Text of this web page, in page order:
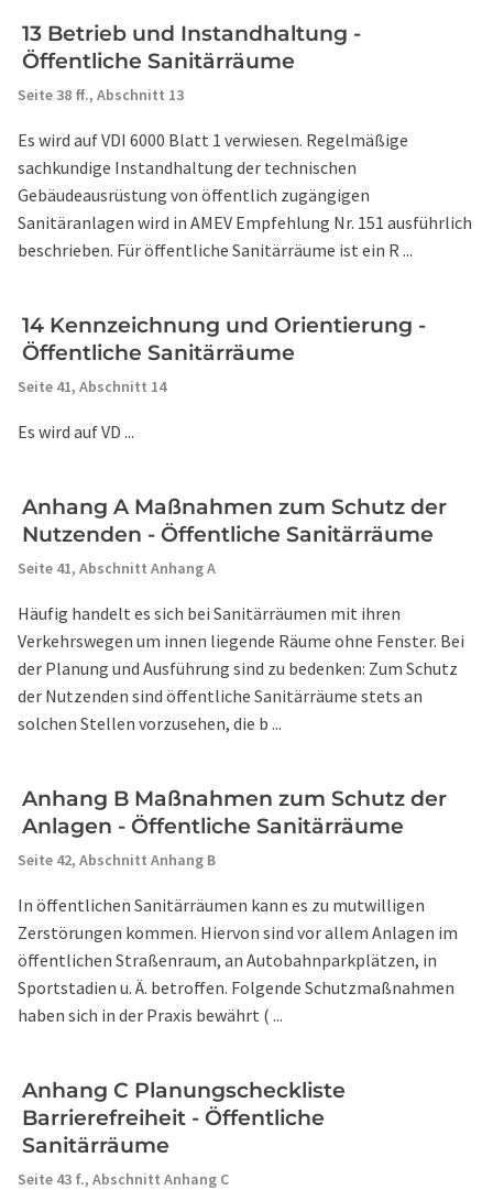
13 Betrieb und Instandhaltung -
Öffentliche Sanitärräume
Seite 38 ff., Abschnitt 13
Es wird auf VDI 6000 Blatt 1 verwiesen. Regelmäßige
sachkundige Instandhaltung der technischen
Gebäudeausrüstung von öffentlich zugängigen
Sanitäranlagen wird in AMEV Empfehlung Nr. 151 ausführlich
beschrieben. Für öffentliche Sanitärräume ist ein R ...
14 Kennzeichnung und Orientierung -
Öffentliche Sanitärräume
Seite 41, Abschnitt 14
Es wird auf VD ...
Anhang A Maßnahmen zum Schutz der
Nutzenden - Öffentliche Sanitärräume
Seite 41, Abschnitt Anhang A
Häufig handelt es sich bei Sanitärräumen mit ihren
Verkehrswegen um innen liegende Räume ohne Fenster. Bei
der Planung und Ausführung sind zu bedenken: Zum Schutz
der Nutzenden sind öffentliche Sanitärräume stets an
solchen Stellen vorzusehen, die b ...
Anhang B Maßnahmen zum Schutz der
Anlagen - Öffentliche Sanitärräume
Seite 42, Abschnitt Anhang B
In öffentlichen Sanitärräumen kann es zu mutwilligen
Zerstörungen kommen. Hiervon sind vor allem Anlagen im
öffentlichen Straßenraum, an Autobahnparkplätzen, in
Sportstadien u. Ä. betroffen. Folgende Schutzmaßnahmen
haben sich in der Praxis bewährt ( ...
Anhang C Planungscheckliste
Barrierefreiheit - Öffentliche
Sanitärräume
Seite 43 f., Abschnitt Anhang C